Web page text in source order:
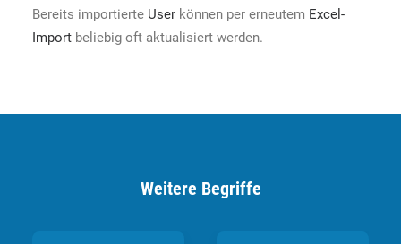
Bereits importierte User können per erneutem Excel-
Import beliebig oft aktualisiert werden.
Weitere Begriffe